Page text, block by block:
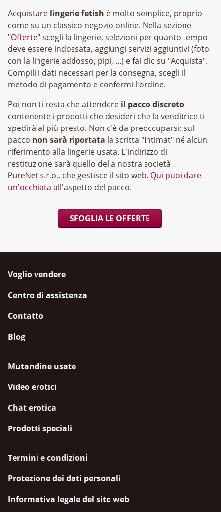
Acquistare lingerie fetish è molto semplice, proprio
come su un classico negozio online. Nella sezione
"Offerte" scegli la lingerie, selezioni per quanto tempo
deve essere indossata, aggiungi servizi aggiuntivi (foto
con la lingerie addosso, pipì, ...) e fai clic su "Acquista".
Compili i dati necessari per la consegna, scegli il
metodo di pagamento e confermi l'ordine.
Poi non ti resta che attendere il pacco discreto
contenente i prodotti che desideri che la venditrice ti
spedirà al più presto. Non c'è da preoccuparsi: sul
pacco non sarà riportata la scritta "Intimat" né alcun
riferimento alla lingerie usata. L'indirizzo di
restituzione sarà quello della nostra società
, che gestisce il sito web. Qui puoi dare
un'occhiata all'aspetto del pacco.
SFOGLIA LE OFFERTE
Voglio vendere
Centro di assistenza
Contatto
Blog
Mutandine usate
Video erotici
Chat erotica
Prodotti speciali
Termini e condizioni
Protezione dei dati personali
Informativa legale del sito web